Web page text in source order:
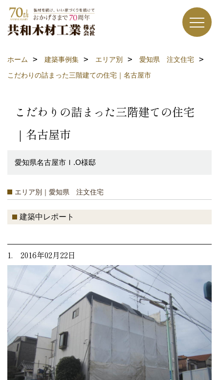
ホーム 建築事例集 エリア別
愛知県 注文住宅
こだわりの詰まった三階建ての住宅｜名古屋市
こだわりの詰まった三階建ての住宅
｜名古屋市
愛知県名古屋市Ｉ.O様邸
エリア別｜愛知県 注文住宅
建築中レポート
1. 2016年02月22日